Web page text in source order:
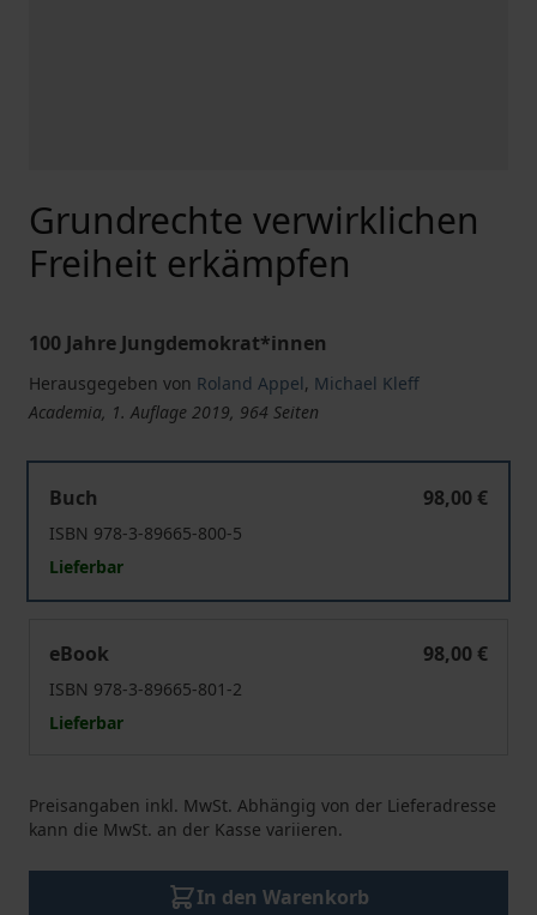
Grundrechte verwirklichen
Freiheit erkämpfen
100 Jahre Jungdemokrat*innen
Herausgegeben von Roland Appel, Michael Kleff
Academia, 1. Auflage 2019, 964 Seiten
Buch
98,00 €
ISBN 978-3-89665-800-5
Lieferbar
eBook
98,00 €
ISBN 978-3-89665-801-2
Lieferbar
Preisangaben inkl. MwSt. Abhängig von der Lieferadresse
kann die MwSt. an der Kasse variieren.
In den Warenkorb